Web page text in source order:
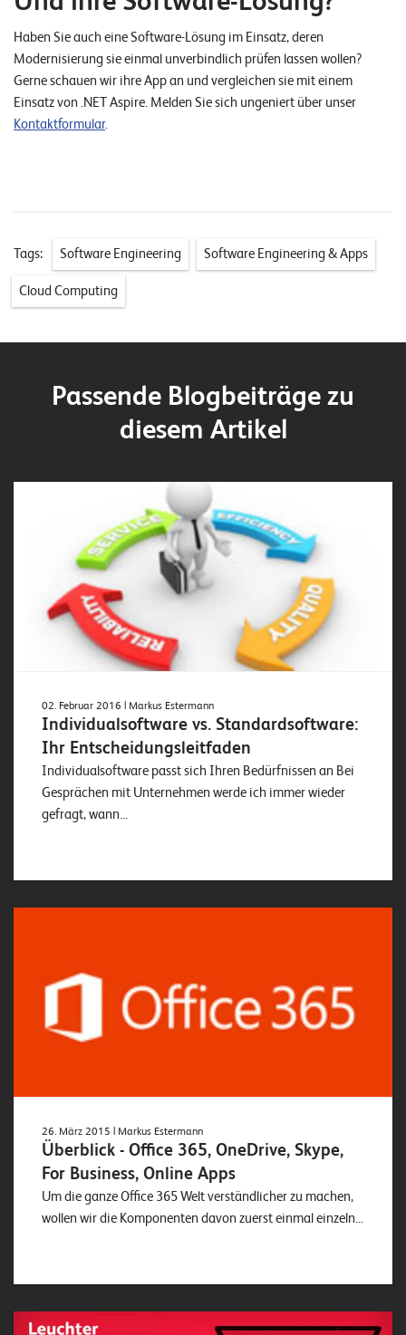
Haben Sie auch eine Software-Lösung im Einsatz, deren
Modernisierung sie einmal unverbindlich prüfen lassen wollen?
Gerne schauen wir ihre App an und vergleichen sie mit einem
Einsatz von .NET Aspire. Melden Sie sich ungeniert über unser
Kontaktformular.
Tags: Software Engineering Software Engineering & Apps
Cloud Computing
Passende Blogbeiträge zu
diesem Artikel
02. Februar 2016 | Markus Estermann
Individualsoftware vs. Standardsoftware:
Ihr Entscheidungsleitfaden
Individualsoftware passt sich Ihren Bedürfnissen an Bei
Gesprächen mit Unternehmen werde ich immer wieder
gefragt, wann...
26. März 2015 | Markus Estermann
Überblick - Office 365, OneDrive, Skype,
For Business, Online Apps
Um die ganze Office 365 Welt verständlicher zu machen,
wollen wir die Komponenten davon zuerst einmal einzeln...